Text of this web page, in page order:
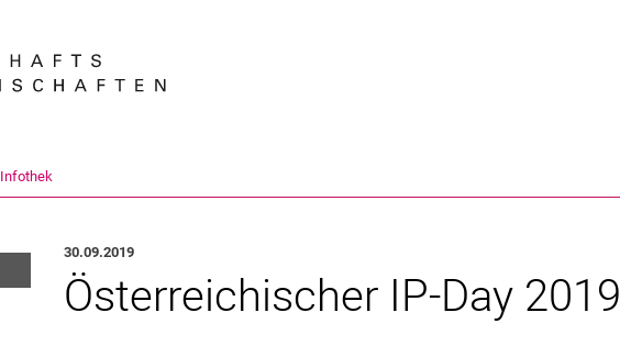
Infothek
30.09.2019
Österreichischer IP-Day 2019